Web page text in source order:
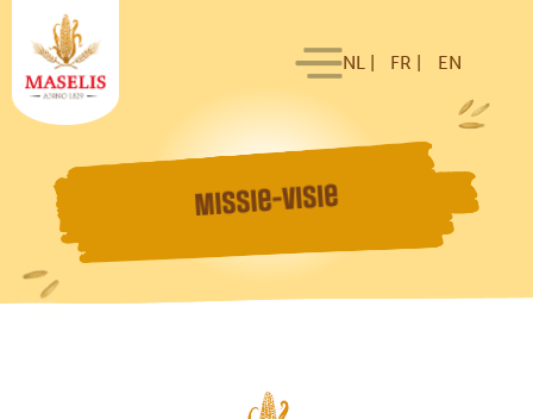
NL | FR | EN
Missie-visie